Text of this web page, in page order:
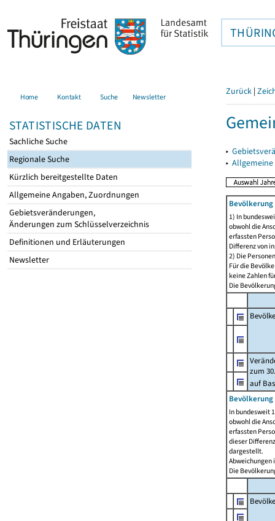
Home Kontakt Suche Newsletter
STATISTISCHE DATEN
Sachliche Suche
Regionale Suche
Kürzlich bereitgestellte Daten
Allgemeine Angaben, Zuordnungen
Gebietsveränderungen,
Änderungen zum Schlüsselverzeichnis
Definitionen und Erläuterungen
Newsletter
Zurück |
▸
▸
1) In
obwohl die
erfassten
Differenz von
2) Die
Für die
keine Zahlen
Die
zum
auf
Bevölkerung
In bundesweit
obwohl die
erfassten
dieser
dargestellt.
Abweichungen
Die